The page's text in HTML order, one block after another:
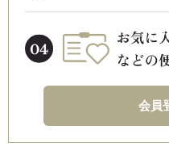
会員